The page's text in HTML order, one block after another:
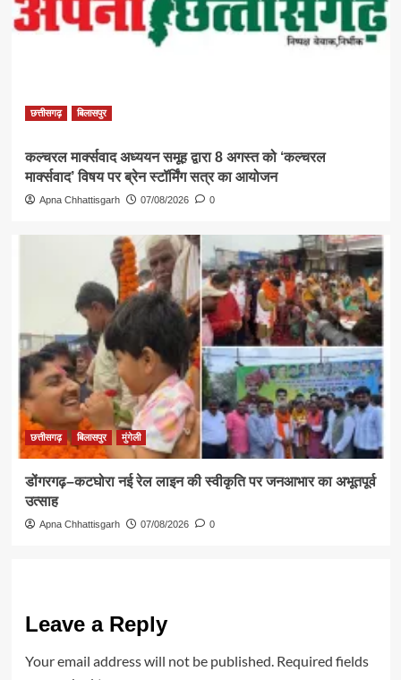
छत्तीसगढ़ बिलासपुर
कल्चरल मार्क्सवाद अध्ययन समूह द्वारा 8 अगस्त को ‘कल्चरल
मार्क्सवाद’ विषय पर ब्रेन स्टॉर्मिंग सत्र का आयोजन
Apna Chhattisgarh 07/08/2026 0
छत्तीसगढ़ बिलासपुर मुंगेली
डोंगरगढ़–कटघोरा नई रेल लाइन की स्वीकृति पर जनआभार का अभूतपूर्व
उत्साह
Apna Chhattisgarh 07/08/2026 0
Leave a Reply
Your email address will not be published. Required fields